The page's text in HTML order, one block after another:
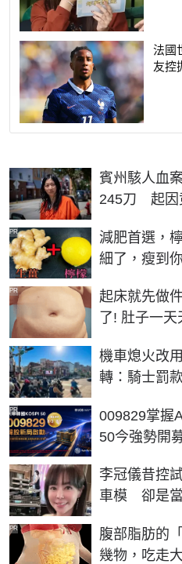
法國
友控
賓州駭人血
245刀 起因
減肥首選，
細了，瘦到
PR
起床就先做
了! 肚子一天
PR
機車熄火改
轉：騎士罰
009829掌握
50今強勢開
PR
李冠儀昔控
車模 卻是當
腹部脂肪的
幾物，吃走
PR